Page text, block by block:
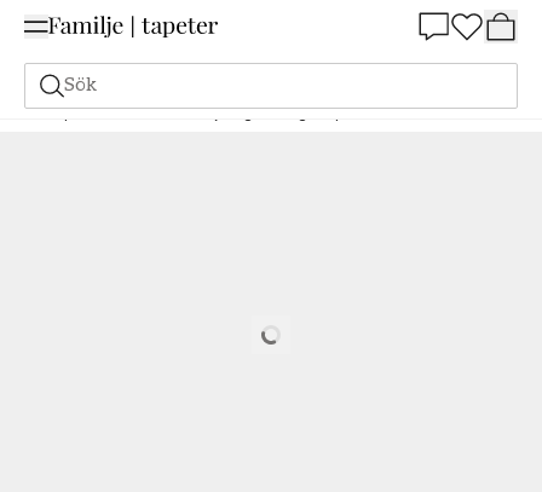
Sök
Tapeter Varumärken Eijffinger Magnifique Flourish - 351236
Loading…